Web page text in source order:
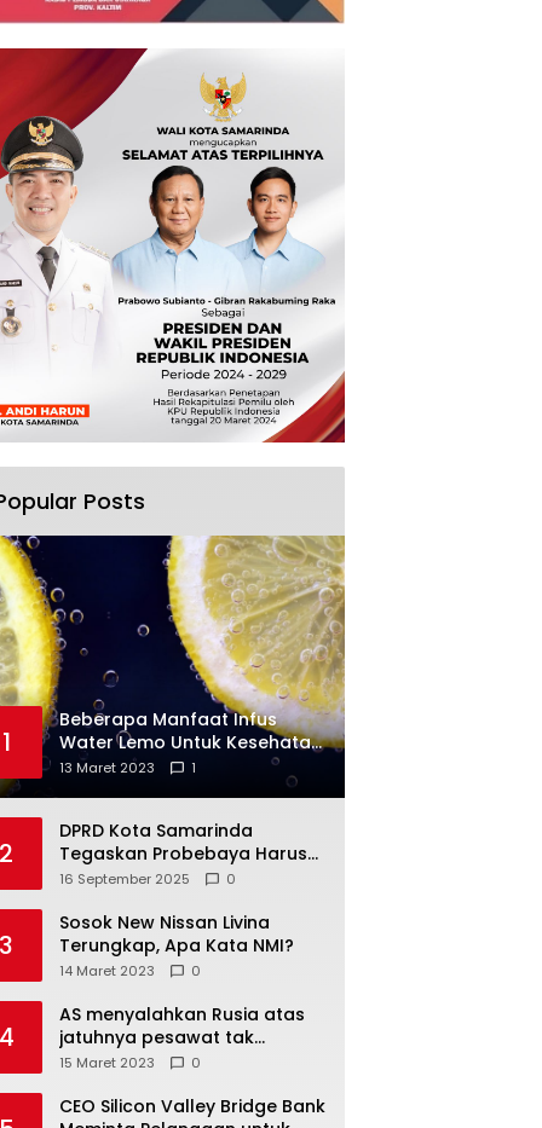
Posts
1
Beberapa Manfaat Infus
Water Lemo Untuk Kesehatan
Anda
13 Maret 2023 1
2
DPRD Kota Samarinda
Tegaskan Probebaya Harus
Tepat Sasaran, Bukan Hanya
16 September 2025 0
3
Sosok New Nissan Livina
Terungkap, Apa Kata NMI?
14 Maret 2023 0
4
AS menyalahkan Rusia atas
jatuhnya pesawat tak
berawak di Laut Hitam,
15 Maret 2023 0
CEO Silicon Valley Bridge Bank